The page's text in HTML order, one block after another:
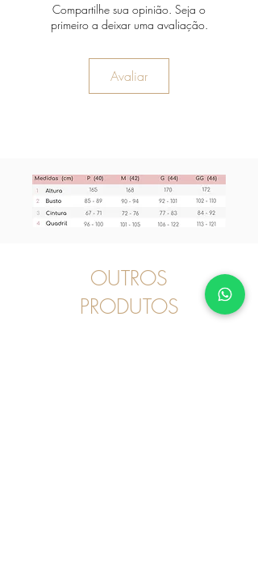
Compartilhe sua opinião. Seja o
primeiro a deixar uma avaliação.
Avaliar
OUTROS
PRODUTOS